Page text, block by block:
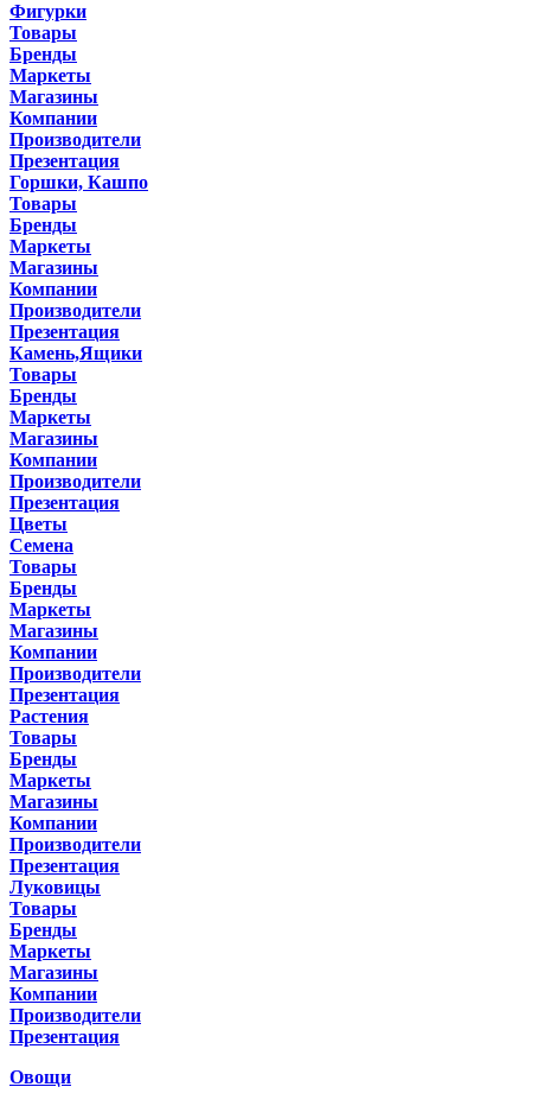
Фигурки
Товары
Бренды
Маркеты
Магазины
Компании
Производители
Презентация
Горшки, Кашпо
Товары
Бренды
Маркеты
Магазины
Компании
Производители
Презентация
Камень,Ящики
Товары
Бренды
Маркеты
Магазины
Компании
Производители
Презентация
Цветы
Семена
Товары
Бренды
Маркеты
Магазины
Компании
Производители
Презентация
Растения
Товары
Бренды
Маркеты
Магазины
Компании
Производители
Презентация
Луковицы
Товары
Бренды
Маркеты
Магазины
Компании
Производители
Презентация
Овощи